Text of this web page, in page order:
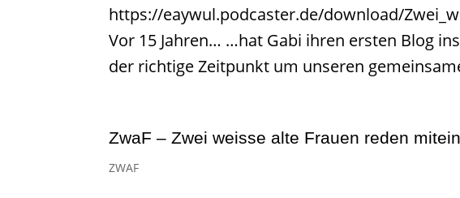
https://eaywul.podcaster.de/download/
Vor 15 Jahren… …hat Gabi ihren ersten Blog
der richtige Zeitpunkt um unseren
ZwaF – Zwei weisse alte Frauen reden
ZWAF